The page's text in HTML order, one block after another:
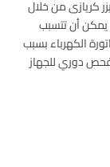
كريازى من خلال
يمكن أن تتسبب
الكهرباء بسبب
دوري للجهاز